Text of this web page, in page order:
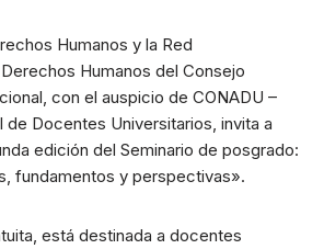
Humanos y la Red
Humanos del Consejo
con el auspicio de CONADU –
de Docentes Universitarios, invita a
edición del Seminario de posgrado:
fundamentos y perspectivas».
está destinada a docentes